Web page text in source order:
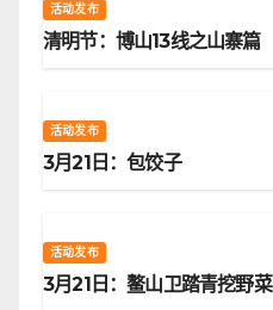
活动发布
清明节：博山13线之山寨篇
活动发布
3月21日：包饺子
活动发布
3月21日：鳌山卫踏青挖野菜